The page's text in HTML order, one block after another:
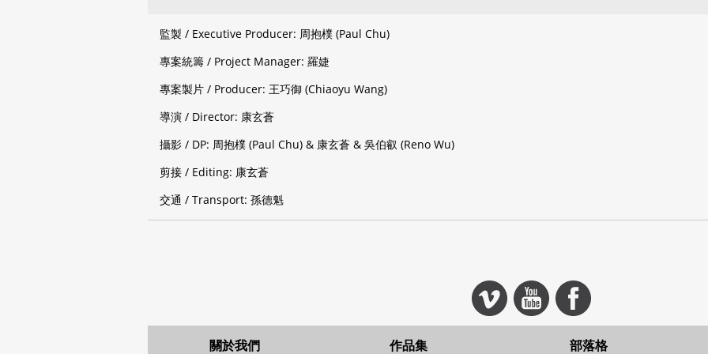
監製 / Executive Producer: 周抱樸 (Paul Chu)
專案統籌 / Project Manager: 羅婕
專案製片 / Producer: 王巧御 (Chiaoyu Wang)
導演 / Director: 康玄蒼
攝影 / DP: 周抱樸 (Paul Chu) & 康玄蒼 & 吳伯叡 (Reno Wu)
剪接 / Editing: 康玄蒼
交通 / Transport: 孫德魁
關於我們 作品集 部落格